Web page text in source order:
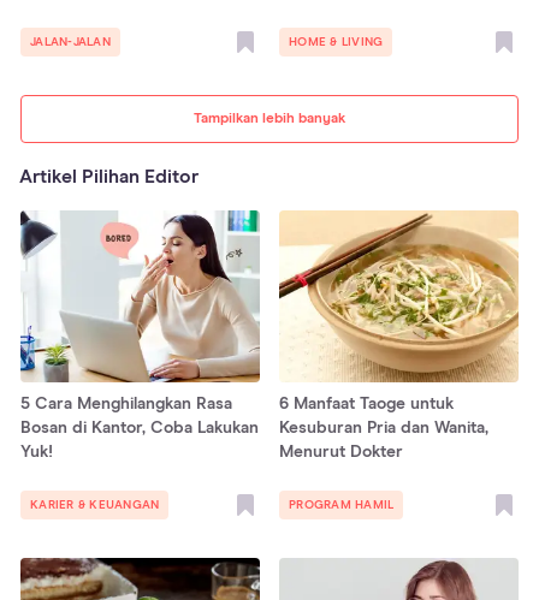
Tampilkan lebih banyak
JALAN-JALAN HOME & LIVING
Artikel Pilihan Editor
5 Cara Menghilangkan Rasa
Bosan di Kantor, Coba Lakukan
Yuk!
KARIER & KEUANGAN
6 Manfaat Taoge untuk
Kesuburan Pria dan Wanita,
Menurut Dokter
PROGRAM HAMIL